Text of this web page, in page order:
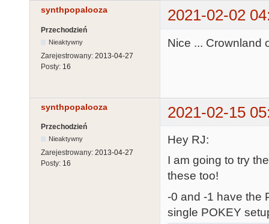
synthpopalooza 2021-02-02
Przechodzień
Nieaktywny
Zarejestrowany: 2013-04-27
Posty: 16
Nice ... Crownland
synthpopalooza 2021-02-15
Przechodzień
Nieaktywny
Zarejestrowany: 2013-04-27
Posty: 16
Hey RJ:
I am going to try
these too!
-0 and -1 have the
single POKEY